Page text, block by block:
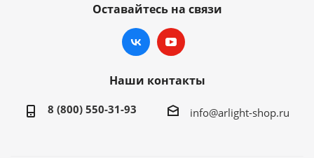
Оставайтесь на связи
Наши контакты
8 (800) 550-31-93 info@arlight-shop.ru